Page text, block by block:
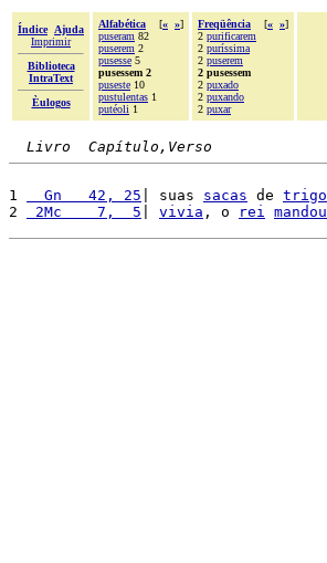
Índice
Ajuda
Imprimir
Biblioteca
IntraText
Èulogos
Alfabética [« »]
puseram 82
puserem 2
pusesse 5
pusessem 2
puseste 10
pustulentas 1
putéoli 1
Freqüência [« »]
2 purificarem
2 puríssima
2 puserem
2 pusessem
2 puxado
2 puxando
2 puxar
Livro  Capítulo,Verso
1
  Gn   42, 25
| suas sacas de trigo
2
2Mc    7,  5 vivia , o rei mandou